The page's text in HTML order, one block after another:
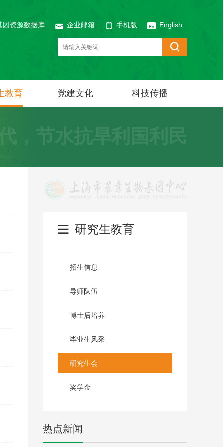
因资源数据库 企业邮箱 手机版 English
教育 党建文化 科技传播
，节水抗旱利国利民
研究生教育
招生信息
导师队伍
博士后培养
毕业生风采
研究生会
奖学金
热点新闻